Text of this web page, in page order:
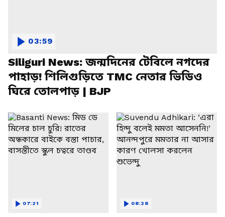
Siliguri News: জন্মদিনের টেবিলে নগদের
পাহাড়! শিলিগুড়িতে TMC নেতার ভিডিও
ঘিরে তোলপাড় | BJP
03:59
07:21 08:28